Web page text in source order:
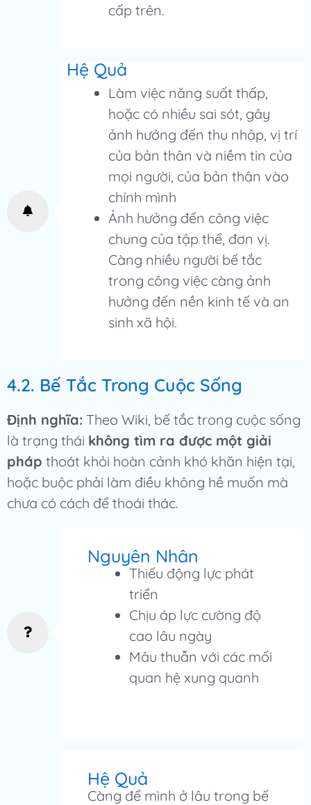
cấp trên.
Hệ Quả
Làm việc năng suất thấp,
hoặc có nhiều sai sót, gây
ảnh hưởng đến thu nhập, vị trí
của bản thân và niềm tin của
mọi người, của bản thân vào
chính mình
Ảnh hưởng đến công việc
chung của tập thể, đơn vị.
Càng nhiều người bế tắc
trong công việc càng ảnh
hưởng đến nền kinh tế và an
sinh xã hội.
4.2. Bế Tắc Trong Cuộc Sống
Định nghĩa: Theo Wiki, bế tắc trong cuộc sống
là trạng thái không tìm ra được một giải
pháp thoát khỏi hoàn cảnh khó khăn hiện tại,
hoặc buộc phải làm điều không hề muốn mà
chưa có cách để thoái thác.
Nguyên Nhân
Thiếu động lực phát
triển
Chịu áp lực cường độ
cao lâu ngày
Mâu thuẫn với các mối
quan hệ xung quanh
Hệ Quả
Càng để mình ở lâu trong bế